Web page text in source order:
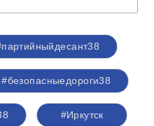
#безопасныедороги38
#Иркутск